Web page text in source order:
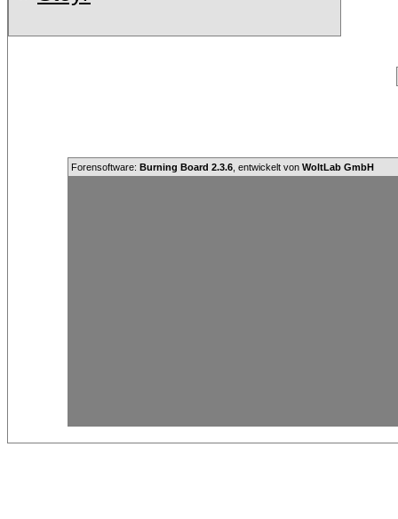
Forensoftware:Burning Board 2.3.6 , entwickelt vonWoltLab GmbH